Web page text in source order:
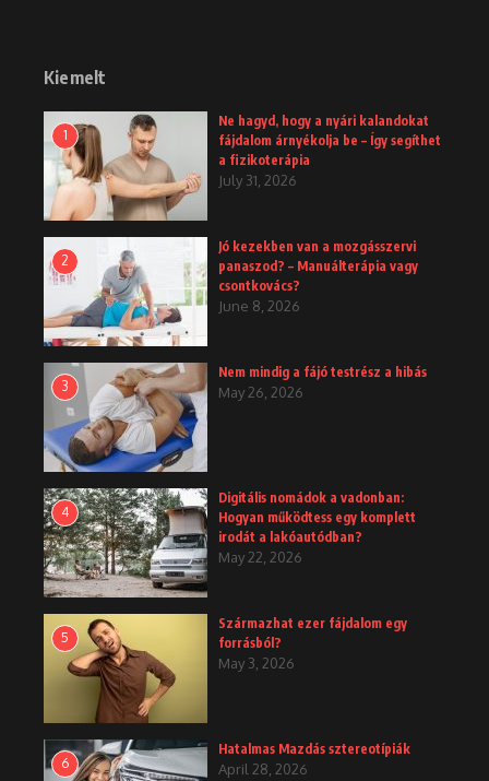
Kiemelt
1
Ne hagyd, hogy a nyári kalandokat
fájdalom árnyékolja be – Így segíthet
a fizikoterápia
July 31, 2026
2
Jó kezekben van a mozgásszervi
panaszod? – Manuálterápia vagy
csontkovács?
June 8, 2026
3
Nem mindig a fájó testrész a hibás
May 26, 2026
4
Digitális nomádok a vadonban:
Hogyan működtess egy komplett
irodát a lakóautódban?
May 22, 2026
5
Származhat ezer fájdalom egy
forrásból?
May 3, 2026
6
Hatalmas Mazdás sztereotípiák
April 28, 2026